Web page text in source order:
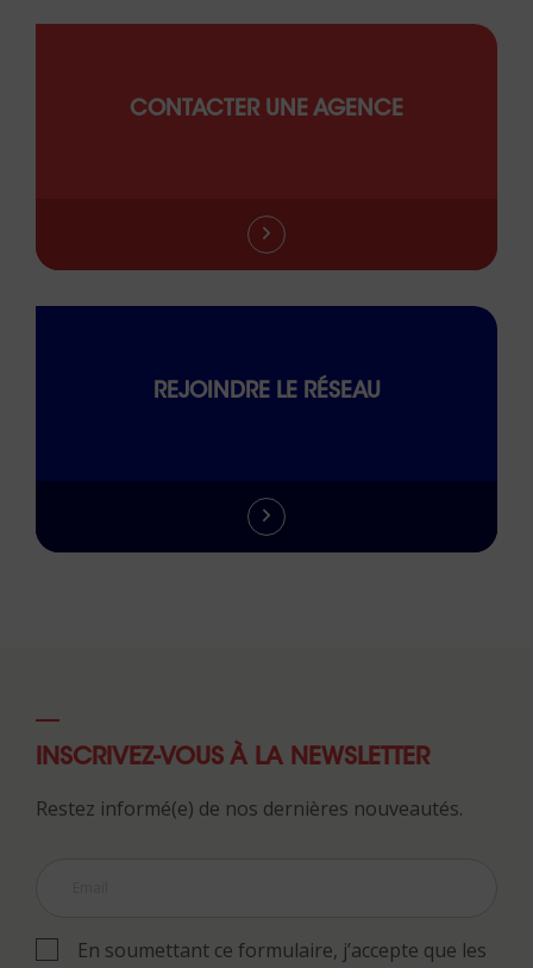
CONTACTER UNE AGENCE
REJOINDRE LE RÉSEAU
INSCRIVEZ-VOUS À LA NEWSLETTER
Restez informé(e) de nos dernières nouveautés.
En soumettant ce formulaire, j’accepte que les